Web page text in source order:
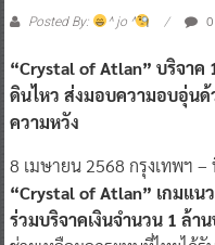
Posted By: ^ jo ^
“Crystal of Atlan” บริจา
ดินไหว ส่งมอบความอบอุ่นด้
ความหวัง
8 เมษายน 2568 กรุงเทพฯ –
“Crystal of Atlan” เกมแน
ร่วมบริจาคเงินจำนวน 1 ล้า